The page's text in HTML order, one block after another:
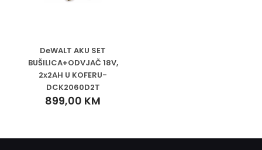
DeWALT AKU SET
BUŠILICA+ODVJAČ 18V,
2x2AH U KOFERU-
DCK2060D2T
899,00 KM